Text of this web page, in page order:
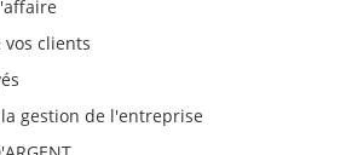
clients
gestion de l'entreprise